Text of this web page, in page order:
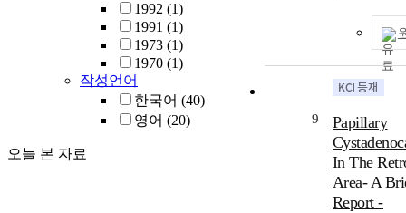
1992 (1)
1991 (1)
1973 (1)
1970 (1)
작성언어
한국어 (40)
영어 (20)
오늘 본 자료
cancer
survival.
conducted
evaluate the
significances
and MSH2
AGC on
criteria for
9
Papillary
In The
Area- A
Report -